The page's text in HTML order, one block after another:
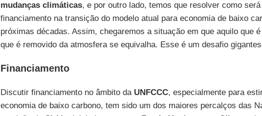
mudanças climáticas, e por outro lado, temos que resolver como será
financiamento na transição do modelo atual para economia de baixo
próximas décadas. Assim, chegaremos a situação em que aquilo que
que é removido da atmosfera se equivalha. Esse é um desafio
Financiamento
Discutir financiamento no âmbito da UNFCCC, especialmente para
economia de baixo carbono, tem sido um dos maiores percalços das